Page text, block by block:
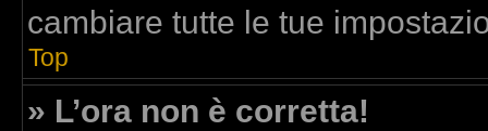
cambiare tutte le tue
Top
» L’ora non è corretta!